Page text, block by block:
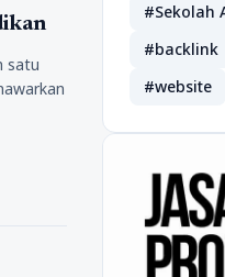
satu
#Sekolah
#backlink
#website